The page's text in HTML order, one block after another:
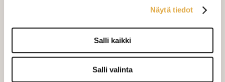
Näytä tiedot
Salli kaikki
Salli valinta
ommeltavan jotain muuta niin ota
yhteyttä kangaskeskus@elisanet.fi
Varastossa (15.0 m)